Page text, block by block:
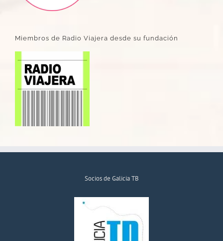
Miembros de Radio Viajera desde su fundación
Socios de Galicia TB